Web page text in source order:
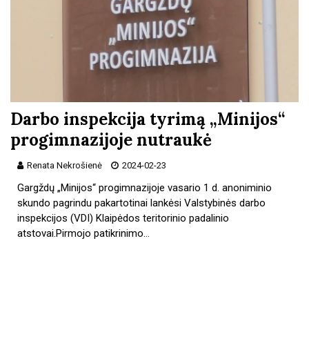
Darbo inspekcija tyrimą „Minijos“
progimnazijoje nutraukė
Renata Nekrošienė 2024-02-23
Gargždų „Minijos“ progimnazijoje vasario 1 d. anoniminio
skundo pagrindu pakartotinai lankėsi Valstybinės darbo
inspekcijos (VDI) Klaipėdos teritorinio padalinio
atstovai.Pirmojo patikrinimo…